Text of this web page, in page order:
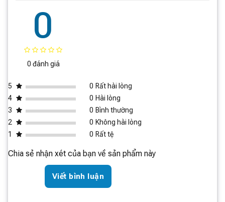
Điều khiển thông minh qua ứng
dụng Mi Home
Điều khiển bằng giọng nói
XiaoAI
0
0 đánh giá
5 0 Rất hài lòng
4
0 Hài lòng
3
0 Bình thường
2
0 Không hài lòng
1
0 Rất tệ
Chia sẻ nhận xét của bạn về sản phẩm này
Viết bình luận